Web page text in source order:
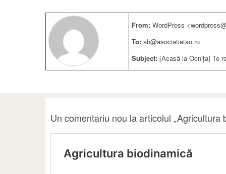
From: WordPress
To: ab@asociatiatao.ro
Subject: [Acasă la Ocnița] Te
Un comentariu nou la articolul „Agricultura